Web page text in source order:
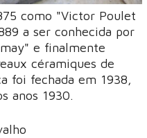
como "Victor Poulet
a ser conhecida por
e finalmente
céramiques de
foi fechada em 1938,
anos 1930.